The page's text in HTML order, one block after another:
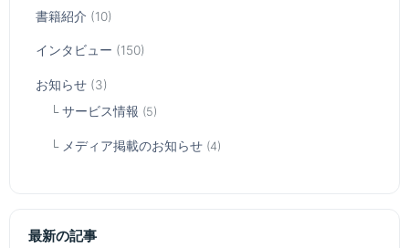
書籍紹介 (10)
インタビュー (150)
お知らせ (3)
サービス情報 (5)
メディア掲載のお知らせ (4)
最新の記事